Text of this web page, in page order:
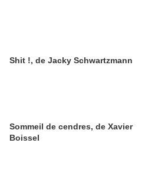
Shit !, de Jacky Schwartzmann
Sommeil de cendres, de Xavier
Boissel